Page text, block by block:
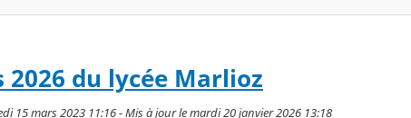
2026 du lycée Marlioz
15 mars 2023 11:16 - Mis à jour le mardi 20 janvier 2026 13:18